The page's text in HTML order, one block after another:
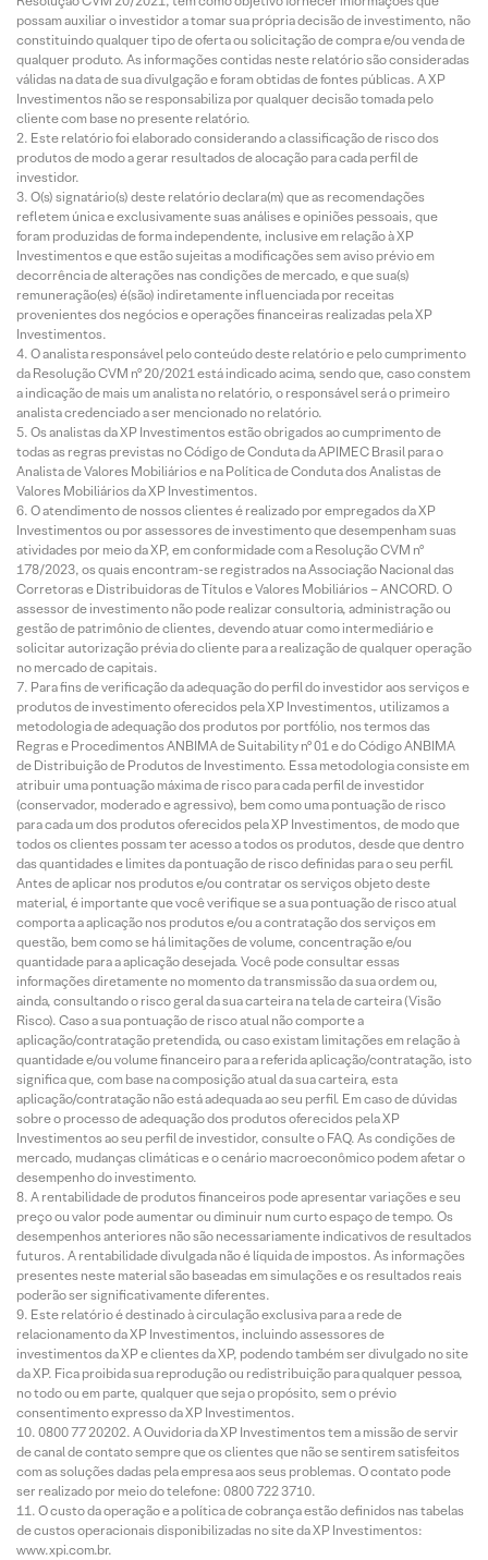
possam auxiliar o investidor a tomar sua própria decisão de investimento, não
constituindo qualquer tipo de oferta ou solicitação de compra e/ou venda de
qualquer produto. As informações contidas neste relatório são consideradas
válidas na data de sua divulgação e foram obtidas de fontes públicas. A XP
Investimentos não se responsabiliza por qualquer decisão tomada pelo
cliente com base no presente relatório.
Este relatório foi elaborado considerando a classificação de risco dos
produtos de modo a gerar resultados de alocação para cada perfil de
investidor.
O(s) signatário(s) deste relatório declara(m) que as recomendações
refletem única e exclusivamente suas análises e opiniões pessoais, que
foram produzidas de forma independente, inclusive em relação à XP
Investimentos e que estão sujeitas a modificações sem aviso prévio em
decorrência de alterações nas condições de mercado, e que sua(s)
remuneração(es) é(são) indiretamente influenciada por receitas
provenientes dos negócios e operações financeiras realizadas pela XP
Investimentos.
O analista responsável pelo conteúdo deste relatório e pelo cumprimento
da Resolução CVM nº 20/2021 está indicado acima, sendo que, caso constem
a indicação de mais um analista no relatório, o responsável será o primeiro
analista credenciado a ser mencionado no relatório.
Os analistas da XP Investimentos estão obrigados ao cumprimento de
todas as regras previstas no Código de Conduta da APIMEC Brasil para o
Analista de Valores Mobiliários e na Política de Conduta dos Analistas de
Valores Mobiliários da XP Investimentos.
O atendimento de nossos clientes é realizado por empregados da XP
Investimentos ou por assessores de investimento que desempenham suas
atividades por meio da XP, em conformidade com a Resolução CVM nº
178/2023, os quais encontram-se registrados na Associação Nacional das
Corretoras e Distribuidoras de Títulos e Valores Mobiliários – ANCORD. O
assessor de investimento não pode realizar consultoria, administração ou
gestão de patrimônio de clientes, devendo atuar como intermediário e
solicitar autorização prévia do cliente para a realização de qualquer operação
no mercado de capitais.
Para fins de verificação da adequação do perfil do investidor aos serviços e
produtos de investimento oferecidos pela XP Investimentos, utilizamos a
metodologia de adequação dos produtos por portfólio, nos termos das
Regras e Procedimentos ANBIMA de Suitability nº 01 e do Código ANBIMA
de Distribuição de Produtos de Investimento. Essa metodologia consiste em
atribuir uma pontuação máxima de risco para cada perfil de investidor
(conservador, moderado e agressivo), bem como uma pontuação de risco
para cada um dos produtos oferecidos pela XP Investimentos, de modo que
todos os clientes possam ter acesso a todos os produtos, desde que dentro
das quantidades e limites da pontuação de risco definidas para o seu perfil.
Antes de aplicar nos produtos e/ou contratar os serviços objeto deste
material, é importante que você verifique se a sua pontuação de risco atual
comporta a aplicação nos produtos e/ou a contratação dos serviços em
questão, bem como se há limitações de volume, concentração e/ou
quantidade para a aplicação desejada. Você pode consultar essas
informações diretamente no momento da transmissão da sua ordem ou,
ainda, consultando o risco geral da sua carteira na tela de carteira (Visão
Risco). Caso a sua pontuação de risco atual não comporte a
aplicação/contratação pretendida, ou caso existam limitações em relação à
quantidade e/ou volume financeiro para a referida aplicação/contratação, isto
significa que, com base na composição atual da sua carteira, esta
aplicação/contratação não está adequada ao seu perfil. Em caso de dúvidas
sobre o processo de adequação dos produtos oferecidos pela XP
Investimentos ao seu perfil de investidor, consulte o FAQ. As condições de
mercado, mudanças climáticas e o cenário macroeconômico podem afetar o
desempenho do investimento.
A rentabilidade de produtos financeiros pode apresentar variações e seu
preço ou valor pode aumentar ou diminuir num curto espaço de tempo. Os
desempenhos anteriores não são necessariamente indicativos de resultados
futuros. A rentabilidade divulgada não é líquida de impostos. As informações
presentes neste material são baseadas em simulações e os resultados reais
poderão ser significativamente diferentes.
Este relatório é destinado à circulação exclusiva para a rede de
relacionamento da XP Investimentos, incluindo assessores de
investimentos da XP e clientes da XP, podendo também ser divulgado no site
da XP. Fica proibida sua reprodução ou redistribuição para qualquer pessoa,
no todo ou em parte, qualquer que seja o propósito, sem o prévio
consentimento expresso da XP Investimentos.
0800 77 20202. A Ouvidoria da XP Investimentos tem a missão de servir
de canal de contato sempre que os clientes que não se sentirem satisfeitos
com as soluções dadas pela empresa aos seus problemas. O contato pode
ser realizado por meio do telefone: 0800 722 3710.
O custo da operação e a política de cobrança estão definidos nas tabelas
de custos operacionais disponibilizadas no site da XP Investimentos:
www.xpi.com.br.